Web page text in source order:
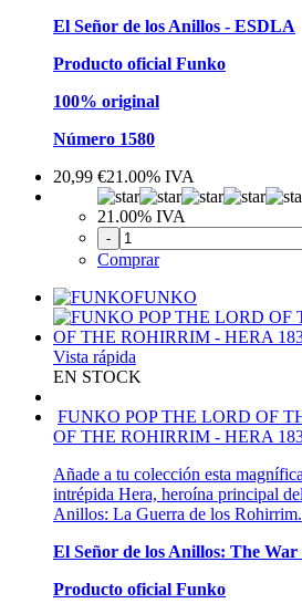
El Señor de los Anillos - ESDLA
Producto oficial Funko
100% original
Número 1580
20,99 €21.00% IVA
21.00% IVA
-
Comprar
FUNKO
Vista rápida
EN STOCK
FUNKO POP THE LORD OF
OF THE ROHIRRIM - HERA
Añade a tu colección esta
intrépida Hera, heroína principal
Anillos: La Guerra de los Rohirrim.
El Señor de los Anillos: The
Producto oficial Funko